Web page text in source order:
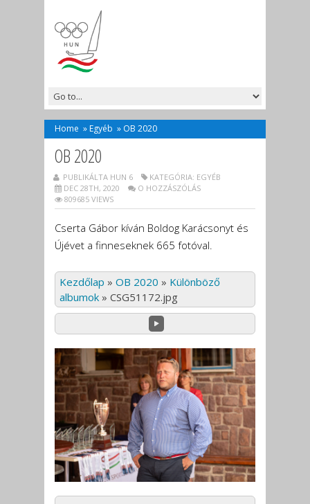
Home » Egyéb » OB 2020
OB 2020
PUBLIKÁLTA HUN 6 KATEGÓRIA: EGYÉB
DEC 28TH, 2020
O HOZZÁSZÓLÁS
809685 VIEWS
Cserta Gábor kíván Boldog Karácsonyt és
Újévet a finneseknek 665 fotóval.
Kezdőlap » OB 2020 » Különböző
albumok » CSG51172.jpg